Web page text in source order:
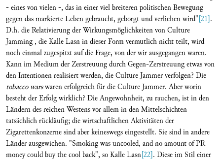
- eines von vielen -, das in einer viel breiteren politischen Bewegung
gegen das markierte Leben gebraucht, geborgt und verliehen wird"[21].
D.h. die Relativierung der Wirkungsmöglichkeiten von Culture
Jamming , die Kalle Lasn in dieser Form vermutlich nicht teilt, wird
noch einmal zugespitzt auf die Frage, von der wir ausgegangen waren.
Kann im Medium der Zerstreuung durch Gegen-Zerstreuung etwas von
den Intentionen realisiert werden, die Culture Jammer verfolgen? Die
tobacco warswaren erfolgreich für die Culture Jammer. Aber worin
besteht der Erfolg wirklich? Die Angewohnheit, zu rauchen, ist in den
Ländern des reichen Westens vor allem in den Mittelschichten
tatsächlich rückläufig; die wirtschaftlichen Aktivitäten der
Zigarettenkonzerne sind aber keineswegs eingestellt. Sie sind in andere
Länder ausgewichen. "Smoking was uncooled, and no amount of PR
money could buy the cool back", so Kalle Lasn[22]. Diese im Stil einer